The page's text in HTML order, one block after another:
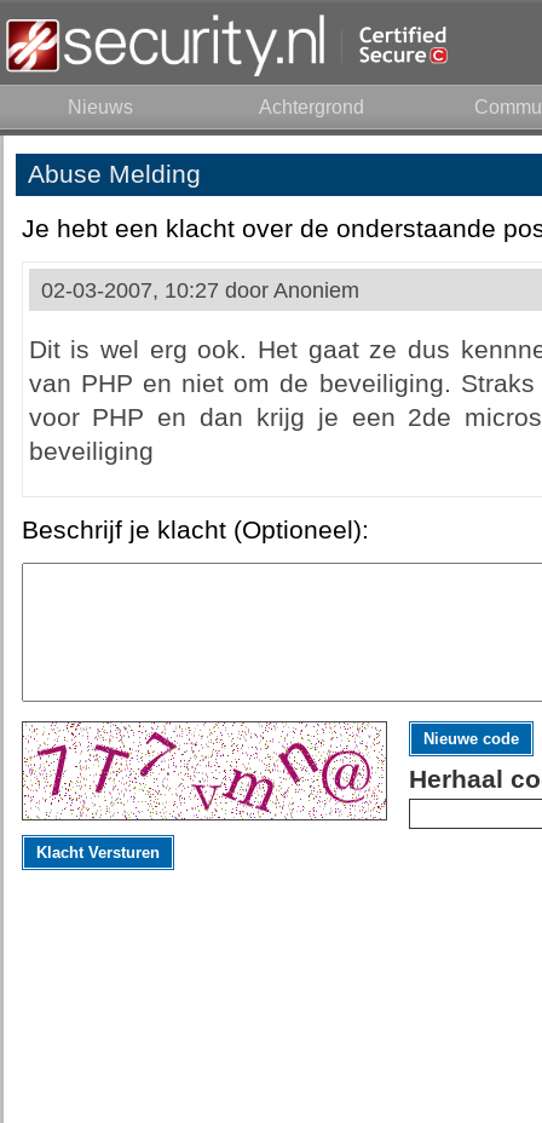
Nieuws Achtergrond
Abuse Melding
Je hebt een klacht over de onderstaande
02-03-2007, 10:27 door Anoniem
Dit is wel erg ook. Het gaat ze dus
van PHP en niet om de beveiliging.
voor PHP en dan krijg je een 2de
beveiliging
Beschrijf je klacht (Optioneel):
Nieuwe code
Herhaal
Klacht Versturen